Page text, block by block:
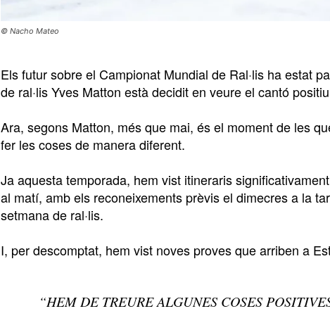
© Nacho Mateo
Els futur sobre el Campionat Mundial de Ral·lis ha estat
de ral·lis Yves Matton està decidit en veure el cantó
Ara, segons Matton, més que mai, és el moment de les
fer les coses de manera diferent.
Ja aquesta temporada, hem vist itineraris
al matí, amb els reconeixements prèvis el dimecres a la
setmana de ral·lis.
I, per descomptat, hem vist noves proves que arriben a
“HEM DE TREURE ALGUNES COSES